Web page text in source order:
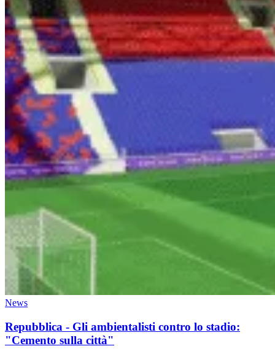
News
Repubblica - Gli ambientalisti contro lo stadio:
"Cemento sulla città"